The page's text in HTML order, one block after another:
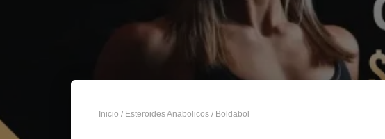
Inicio / Esteroides Anabolicos / Boldabol